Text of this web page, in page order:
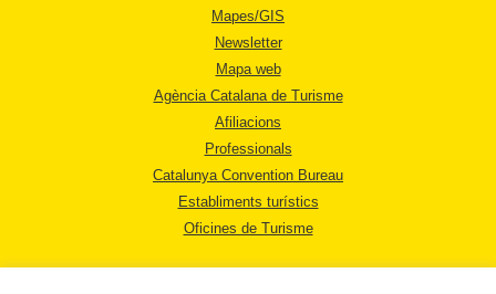
Mapes/GIS
Newsletter
Mapa web
Agència Catalana de Turisme
Afiliacions
Professionals
Catalunya Convention Bureau
Establiments turístics
Oficines de Turisme